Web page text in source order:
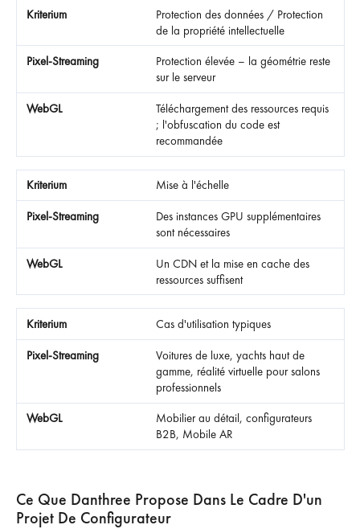
Protection des données / Protection
de la propriété intellectuelle
Protection élevée – la géométrie reste
sur le serveur
Téléchargement des ressources requis
; l'obfuscation du code est
recommandée
Mise à l'échelle
Des instances GPU supplémentaires
sont nécessaires
Un CDN et la mise en cache des
ressources suffisent
Cas d'utilisation typiques
Voitures de luxe, yachts haut de
gamme, réalité virtuelle pour salons
professionnels
Mobilier au détail, configurateurs
B2B, Mobile AR
Ce Que Danthree Propose Dans Le Cadre D'un
Projet De Configurateur